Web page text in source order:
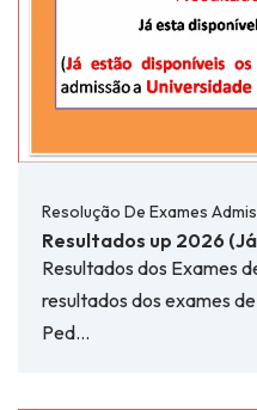
Resolução De Exames
Resultados up 2026
Resultados dos Exames
resultados dos exames
Ped…